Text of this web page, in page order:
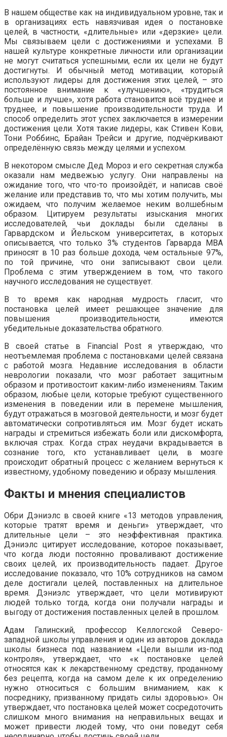
В нашем обществе как на индивидуальном уровне, так и
в организациях есть навязчивая идея о постановке
целей, в частности, «длительные» или «дерзкие» цели.
Мы связываем цели с достижениями и успехами. В
нашей культуре конкретные личности или организации
не могут считаться успешными, если их цели не будут
достигнуты. И обычный метод мотивации, который
используют лидеры для достижения этих целей, – это
постоянное внимание к «улучшению», «трудиться
больше и лучше», хотя работа становится всё труднее и
труднее, и повышение производительности труда. И
способ определить этот успех заключается в измерении
достижения цели. Хотя такие лидеры, как Стивен Кови,
Тони Роббинс, Брайан Трейси и другие, подчёркивают
определённую связь между целями и успехом.
В некотором смысле Дед Мороз и его секретная служба
оказали нам медвежью услугу. Они направлены на
ожидание того, что что-то произойдёт, и написав своё
желание или представив то, что мы хотим получить, мы
ожидаем, что получим желаемое неким волшебным
образом. Цитируем результаты изыскания многих
исследователей, чьи доклады были сделаны в
Гарвардском и Йельском университетах, в которых
описывается, что только 3% студентов Гарварда МВА
приносят в 10 раз больше дохода, чем остальные 97%,
по той причине, что они записывают свои цели.
Проблема с этим утверждением в том, что такого
научного исследования не существует.
В то время как народная мудрость гласит, что
постановка целей имеет решающее значение для
повышения производительности, имеются
убедительные доказательства обратного.
В своей статье в Financial Post я утверждаю, что
неотъемлемая проблема с постановками целей связана
с работой мозга. Недавние исследования в области
неврологии показали, что мозг работает защитным
образом и противостоит каким-либо изменениям. Таким
образом, любые цели, которые требуют существенного
изменения в поведении или в перемене мышления,
будут отражаться в мозговой деятельности, и мозг будет
автоматически сопротивляться им. Мозг будет искать
награды и стремиться избежать боли или дискомфорта,
включая страх. Когда страх неудачи вкрадывается в
сознание того, кто устанавливает цели, в мозге
происходит обратный процесс с желанием вернуться к
известному, удобному поведению и образу мышления.
Факты и мнения специалистов
Обри Дэниэлс в своей книге «13 методов управления,
которые тратят время и деньги» утверждает, что
длительные цели – это неэффективная практика.
Дэниэлс цитирует исследование, которое показывает,
что когда люди постоянно проваливают достижение
своих целей, их производительность падает. Другое
исследование показало, что 10% сотрудников на самом
деле достигали целей, поставленных на длительное
время. Дэниэлс утверждает, что цели мотивируют
людей только тогда, когда они получали награды и
выгоду от достижения поставленных целей в прошлом.
Адам Галинский, профессор Келлогской Северо-
западной школы управления и один из авторов доклада
школы бизнеса под названием «Цели вышли из-под
контроля», утверждает, что «к постановке целей
относятся как к лекарственному средству, проданному
без рецепта, когда на самом деле к их определению
нужно относиться с большим вниманием, как к
посреднику, призванному придать силы здоровью». Он
утверждает, что постановка целей может сосредоточить
слишком много внимания на неправильных вещах и
может привести людей тому, что они поведут себя